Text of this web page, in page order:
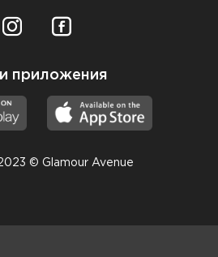
приложения
© Glamour Avenue